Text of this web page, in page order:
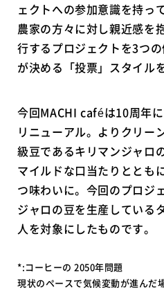
ェクトへの参加意識を持っ
農家の方々に対し親近感を
行するプロジェクトを3つ
が決める「投票」スタイル
今回MACHI caféは10周年
リニューアル。よりクリー
級豆であるキリマンジャロ
マイルドな口当たりととも
つ味わいに。今回のプロジ
ジャロの豆を生産している
人を対象にしたものです。
*:コーヒーの 2050年問題
現状のペースで気候変動が進んだ